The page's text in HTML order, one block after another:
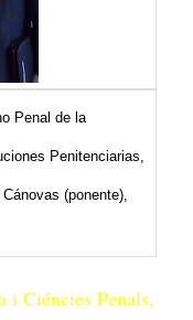
Penal de la
Penitenciarias,
(ponente),
i Ciéncies Penals,